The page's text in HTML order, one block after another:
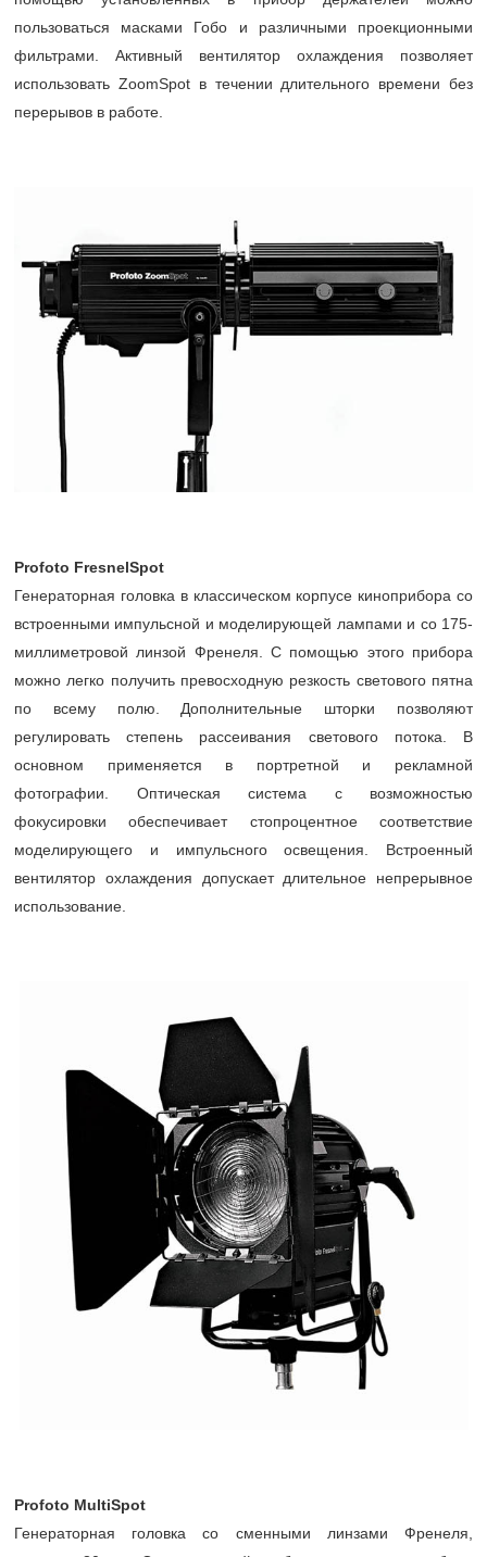
пользоваться масками Гобо и различными проекционными
фильтрами. Активный вентилятор охлаждения позволяет
использовать ZoomSpot в течении длительного времени без
перерывов в работе.
Profoto FresnelSpot
Генераторная головка в классическом корпусе киноприбора со
встроенными импульсной и моделирующей лампами и со 175-
миллиметровой линзой Френеля. С помощью этого прибора
можно легко получить превосходную резкость светового пятна
по всему полю. Дополнительные шторки позволяют
регулировать степень рассеивания светового потока. В
основном применяется в портретной и рекламной
фотографии. Оптическая система с возможностью
фокусировки обеспечивает стопроцентное соответствие
моделирующего и импульсного освещения. Встроенный
вентилятор охлаждения допускает длительное непрерывное
использование.
Profoto MultiSpot
Генераторная головка со сменными линзами Френеля,